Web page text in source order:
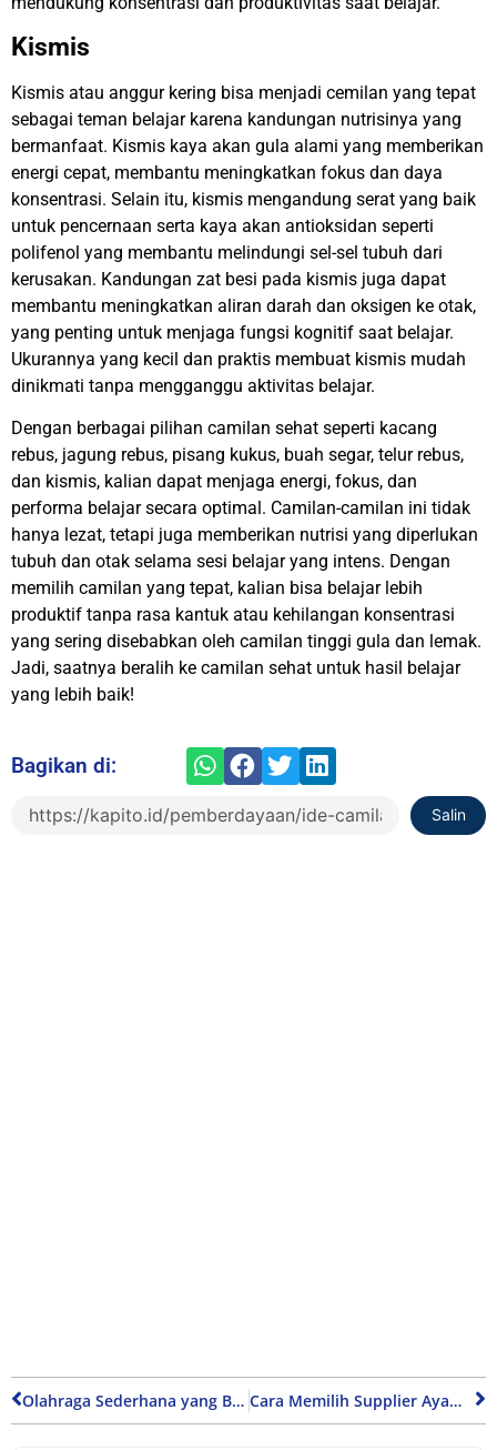
Kismis
Kismis atau anggur kering bisa menjadi cemilan yang tepat
sebagai teman belajar karena kandungan nutrisinya yang
bermanfaat. Kismis kaya akan gula alami yang memberikan
energi cepat, membantu meningkatkan fokus dan daya
konsentrasi. Selain itu, kismis mengandung serat yang baik
untuk pencernaan serta kaya akan antioksidan seperti
polifenol yang membantu melindungi sel-sel tubuh dari
kerusakan. Kandungan zat besi pada kismis juga dapat
membantu meningkatkan aliran darah dan oksigen ke otak,
yang penting untuk menjaga fungsi kognitif saat belajar.
Ukurannya yang kecil dan praktis membuat kismis mudah
dinikmati tanpa mengganggu aktivitas belajar.
Dengan berbagai pilihan camilan sehat seperti kacang
rebus, jagung rebus, pisang kukus, buah segar, telur rebus,
dan kismis, kalian dapat menjaga energi, fokus, dan
performa belajar secara optimal. Camilan-camilan ini tidak
hanya lezat, tetapi juga memberikan nutrisi yang diperlukan
tubuh dan otak selama sesi belajar yang intens. Dengan
memilih camilan yang tepat, kalian bisa belajar lebih
produktif tanpa rasa kantuk atau kehilangan konsentrasi
yang sering disebabkan oleh camilan tinggi gula dan lemak.
Jadi, saatnya beralih ke camilan sehat untuk hasil belajar
yang lebih baik!
Bagikan di:
Salin
Olahraga Sederhana yang Bisa Dilakukan di Kamar Kos untuk Mahasiswa Cara Memilih Supplier Ayam Marinasi agar Bisnis Fried Chicken Sukses